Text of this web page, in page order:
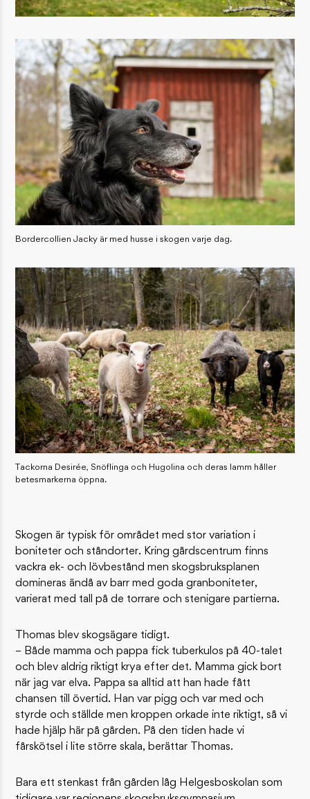
Bordercollien Jacky är med husse i skogen varje dag.
Tackorna Desirée, Snöflinga och Hugolina och deras lamm håller
betesmarkerna öppna.
Skogen är typisk för området med stor variation i
boniteter och ståndorter. Kring gårdscentrum finns
vackra ek- och lövbestånd men skogsbruksplanen
domineras ändå av barr med goda granboniteter,
varierat med tall på de torrare och stenigare partierna.
Thomas blev skogsägare tidigt.
– Både mamma och pappa fick tuberkulos på 40-talet
och blev aldrig riktigt krya efter det. Mamma gick bort
när jag var elva. Pappa sa alltid att han hade fått
chansen till övertid. Han var pigg och var med och
styrde och ställde men kroppen orkade inte riktigt, så vi
hade hjälp här på gården. På den tiden hade vi
fårskötsel i lite större skala, berättar Thomas.
Bara ett stenkast från gården låg Helgesboskolan som